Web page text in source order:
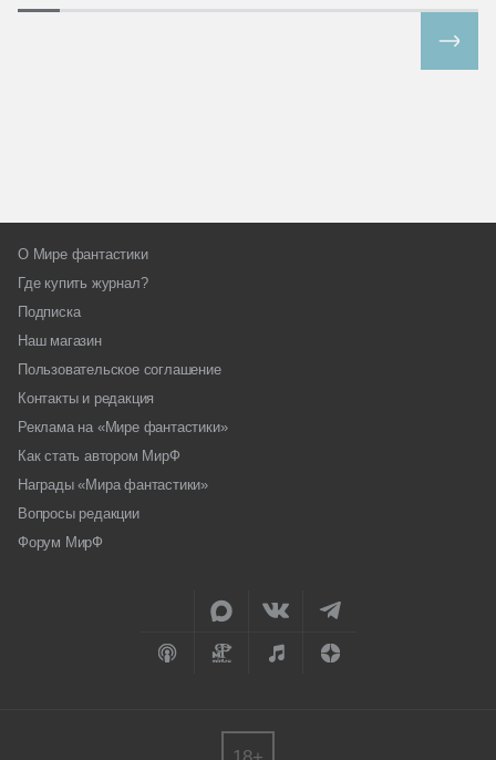
О Мире фантастики
Где купить журнал?
Подписка
Наш магазин
Пользовательское соглашение
Контакты и редакция
Реклама на «Мире фантастики»
Как стать автором МирФ
Награды «Мира фантастики»
Вопросы редакции
Форум МирФ